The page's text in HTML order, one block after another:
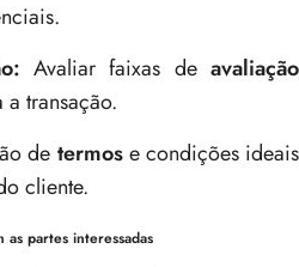
Avaliar faixas deavaliação
a transação.
de termose condições ideais
cliente.
partes interessadas